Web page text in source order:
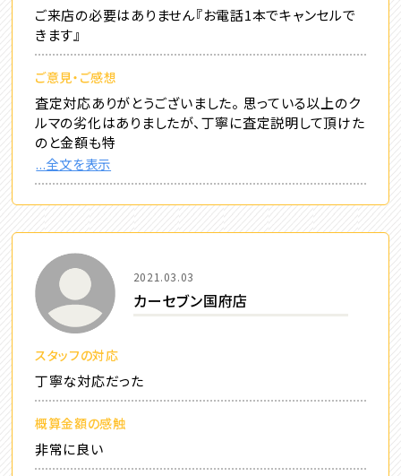
ご来店の必要はありません『お電話1本でキャンセルで
きます』
ご意見・ご感想
査定対応ありがとうございました。 思っている以上のク
ルマの劣化はありましたが、丁寧に査定説明して頂けた
のと金額も特
...全文を表示
2021.03.03
カーセブン国府店
スタッフの対応
丁寧な対応だった
概算金額の感触
非常に良い